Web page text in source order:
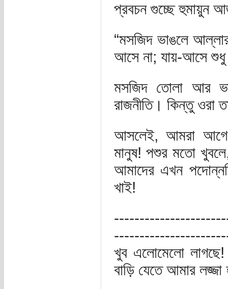
প্রবচন গুচ্ছে হুমায়ুন
“মসজিদ ভাঙলে
আসে না; যায়-আসে শুধু
মসজিদ তোলা আর
রাজনীতি। কিন্তু ওরা
আসলেই, আমরা আগে
মানুষ! পশুর মতো
আমাদের এখন
খাই!
খুব এলোমেলো
বাড়ি যেতে আমার লজ্জা